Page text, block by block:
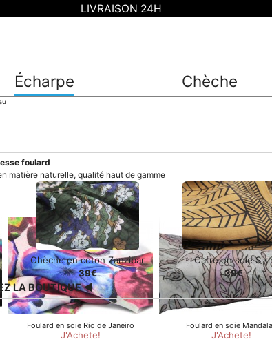
Écharpe Chèche
foulard
matière naturelle, qualité haut de gamme
Chèche en coton Zanzibar
39€
Carré en soie
39€
LA BOUTIQUE ◀
LIVRAISON 24H